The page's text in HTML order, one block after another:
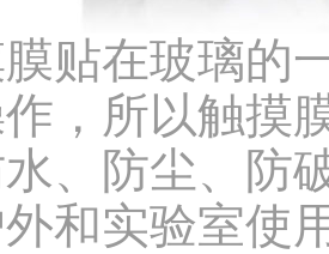
贴在玻璃的
，所以触摸
水、防尘、防
和实验室使